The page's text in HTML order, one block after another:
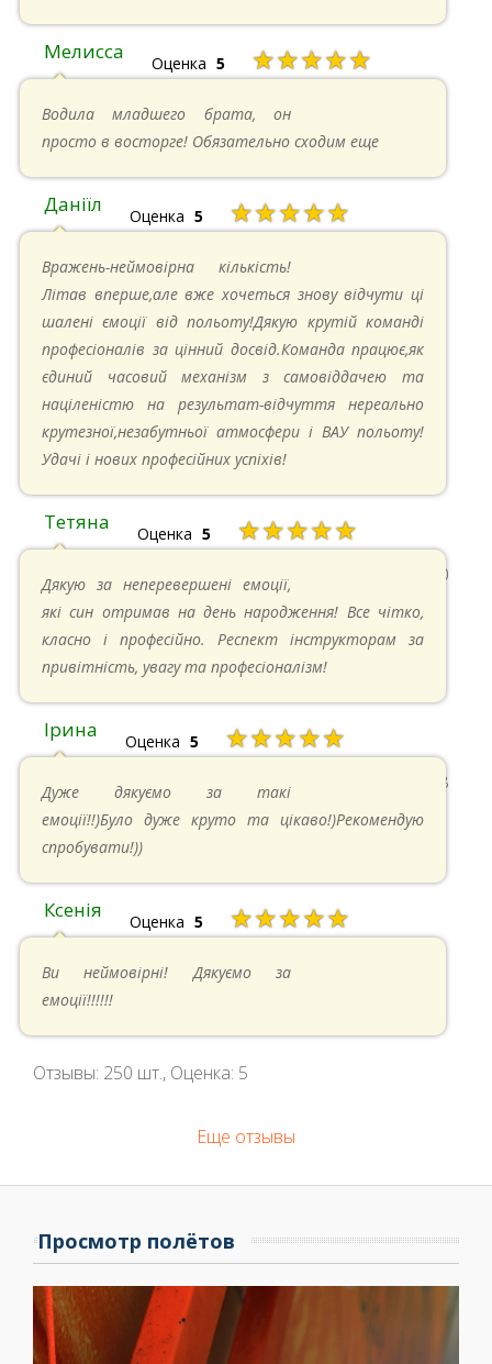
Мелисса Оценка 5 ★★★★★
Водила младшего брата, он
просто в восторге! Обязательно сходим еще
Даніїл Оценка 5 ★★★★★
Вражень-неймовірна кількість!
Літав вперше,але вже хочеться знову відчути ці
шалені ємоції від польоту!Дякую крутій команді
професіоналів за цінний досвід.Команда працює,як
єдиний часовий механізм з самовіддачею та
націленістю на результат-відчуття нереально
крутезної,незабутньої атмосфери і ВАУ польоту!
Удачі і нових професійних успіхів!
Тетяна Оценка 5 ★★★★★
13.05.2024 в 11:30
Дякую за неперевершені емоції,
які син отримав на день народження! Все чітко,
класно і професійно. Респект інструкторам за
привітність, увагу та професіоналізм!
Ірина Оценка 5 ★★★★★
11.05.2024 в 15:48
Дуже дякуємо за такі
емоції!!)Було дуже круто та цікаво!)Рекомендую
спробувати!))
Ксенія Оценка 5 ★★★★★
Ви неймовірні! Дякуємо за
емоції!!!!!!
Отзывы: 250 шт., Оценка: 5
Еще отзывы
Просмотр полётов